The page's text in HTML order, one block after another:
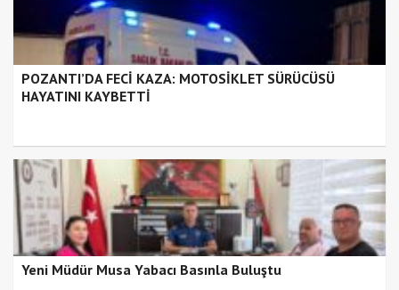
POZANTI’DA FECİ KAZA: MOTOSİKLET SÜRÜCÜSÜ
HAYATINI KAYBETTİ
Yeni Müdür Musa Yabacı Basınla Buluştu